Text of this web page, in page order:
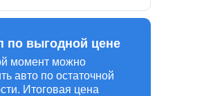
момент можно
авто по остаточной
Итоговая цена
по выгодной цене